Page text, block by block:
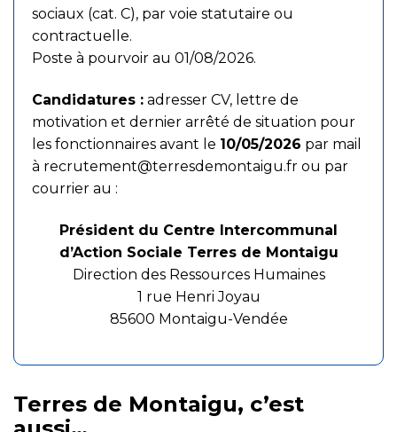
sociaux (cat. C), par voie statutaire ou
contractuelle.
Poste à pourvoir au 01/08/2026.
Candidatures : adresser CV, lettre de
motivation et dernier arrêté de situation pour
les fonctionnaires avant le 10/05/2026 par mail
à recrutement@terresdemontaigu.fr ou par
courrier au :
Président du Centre Intercommunal
d’Action Sociale Terres de Montaigu
Direction des Ressources Humaines
1 rue Henri Joyau
85600 Montaigu-Vendée
Terres de Montaigu, c’est